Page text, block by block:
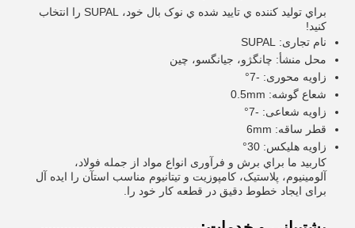
براي توليد کننده ي تاييد شده ي نوک بال خود، SUPAL را انتخاب
کنيد!
نام تجاری: SUPAL
محل منشأ: چانگژو، جیانگسو، چین
زاویه محوری: -7°
شعاع گوشه: 0.5mm
زاویه شعاعی: -7°
قطر ساقه: 6mm
زاویه هلیکس: 30°
کاربيد ما براي برش و فرآوری انواع مواد از جمله فولاد،
آلومينيوم، پلاستیک، کامپوزیت و تيتانيوم مناسب استآن را ایده آل
برای ایجاد خطوط دقیق در قطعه کار خود را.